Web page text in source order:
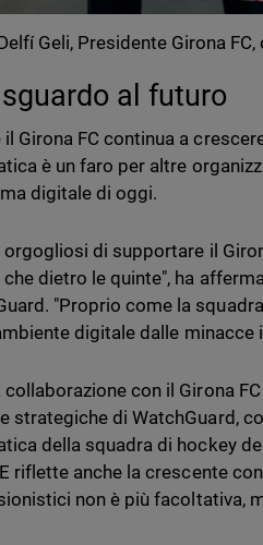
Geli, Presidente Girona
al futuro
il Girona FC continua a
è un faro per altre
digitale di oggi.
orgogliosi di supportare il
dietro le quinte", ha
"Proprio come la
digitale dalle minacce
collaborazione con il Girona
strategiche di WatchGuard,
della squadra di hockey
riflette anche la crescente
non è più facoltativa,